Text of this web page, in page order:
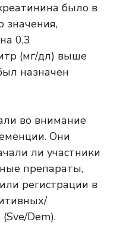
было в
значения,
0,3
(мг/дл) выше
назначен
во внимание
Они
ли участники
препараты,
регистрации в
Dem).